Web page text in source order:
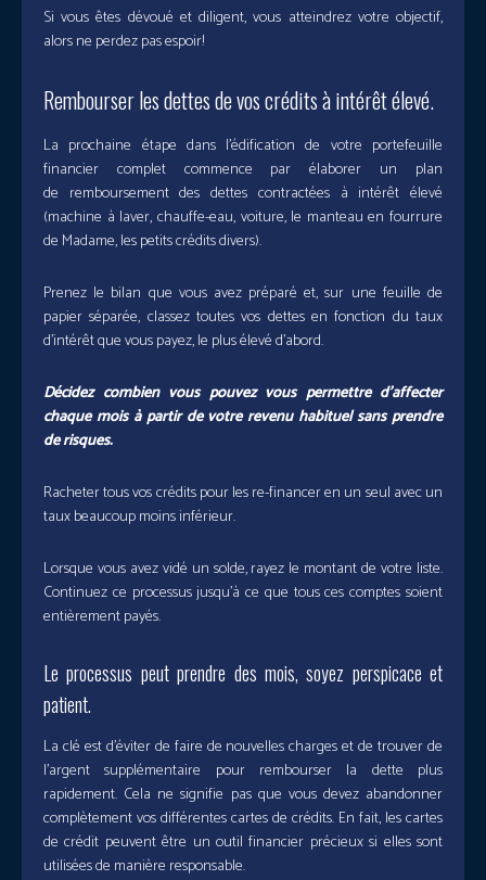
Si vous êtes dévoué et diligent, vous atteindrez votre objectif,
alors ne perdez pas espoir!
Rembourser les dettes de vos crédits à intérêt élevé.
La prochaine étape dans l’édification de votre portefeuille
financier complet commence par élaborer un plan
de remboursement des dettes contractées à intérêt élevé
(machine à laver, chauffe-eau, voiture, le manteau en fourrure
de Madame, les petits crédits divers).
Prenez le bilan que vous avez préparé et, sur une feuille de
papier séparée, classez toutes vos dettes en fonction du taux
d’intérêt que vous payez, le plus élevé d’abord.
Décidez combien vous pouvez vous permettre d’affecter
chaque mois à partir de votre revenu habituel sans prendre
de risques.
Racheter tous vos crédits pour les re-financer en un seul avec un
taux beaucoup moins inférieur.
Lorsque vous avez vidé un solde, rayez le montant de votre liste.
Continuez ce processus jusqu’à ce que tous ces comptes soient
entièrement payés.
Le processus peut prendre des mois, soyez perspicace et
patient.
La clé est d’éviter de faire de nouvelles charges et de trouver de
l’argent supplémentaire pour rembourser la dette plus
rapidement. Cela ne signifie pas que vous devez abandonner
complètement vos différentes cartes de crédits. En fait, les cartes
de crédit peuvent être un outil financier précieux si elles sont
utilisées de manière responsable.